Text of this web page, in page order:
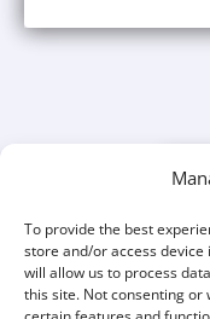
To provide the best
store and/or access
will allow us to process
this site. Not consenting